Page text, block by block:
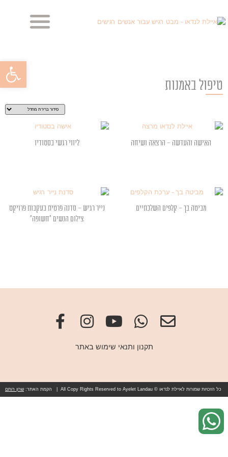
פתח
טיפול באמנות
האישה והעדשה – הרצאה ושיחה ליווי רגשי בסטודיו
מביטה בך – קלפים השלכתיים
נייר רגיש – סדנה פרטית בעקבות פרויקט
צילום הנשים "חשופה"
תקנון ותנאי שימוש באתר
כל הזכויות שמורות לאיילת לנדאו © All Copy Rights Reserved to Ayelet Landau | הקמת האתר: שרון רותם